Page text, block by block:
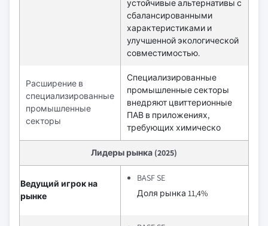
устойчивые альтернативы с
сбалансированными
характеристиками и
улучшенной экологической
совместимостью.
Расширение в
специализированные
промышленные
секторы
Специализированные
промышленные секторы
внедряют цвиттерионные
ПАВ в приложениях,
требующих химическо
Лидеры рынка (2025)
Ведущий игрок на
рынке
BASF SE
Доля рынка 11,4%